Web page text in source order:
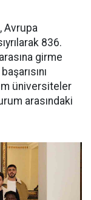
Avrupa
836.
girme
üniversiteler
arasındaki